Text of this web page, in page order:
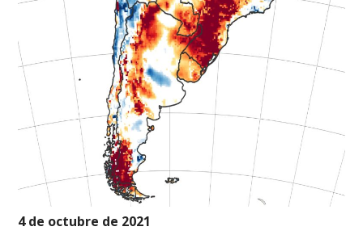
4 de octubre de 2021